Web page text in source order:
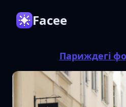
Facee
Париждегі